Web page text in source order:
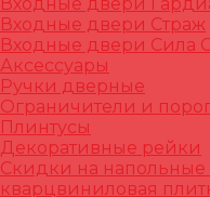
Входные двери Страж
Входные двери Сила
Аксессуары
Ручки дверные
Ограничители и
Плинтусы
Декоративные рейки
Скидки на напольные
кварцвиниловая